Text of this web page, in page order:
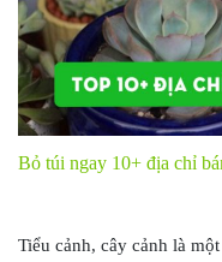
Bỏ túi ngay 10+ địa chỉ
Tiểu cảnh, cây cảnh là